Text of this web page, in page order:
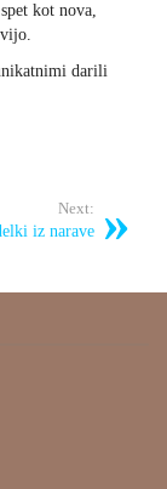
spet kot nova,
darili
Next:
iz narave